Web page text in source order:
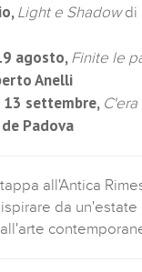
Light e Shadowdi
agosto, Finite le
Anelli
settembre,
Padova
all'Antica
da